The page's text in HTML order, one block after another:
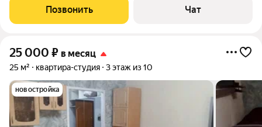
Квартира очень хорошо отапливается. Коммунальные
платежи не включены в стоимость
Позвонить Чат
25 000 ₽ в месяц
25 м² квартира-студия 3 этаж из 10
новостройка